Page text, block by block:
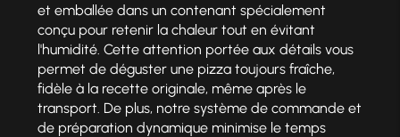
et emballée dans un contenant spécialement
conçu pour retenir la chaleur tout en évitant
l'humidité. Cette attention portée aux détails vous
permet de déguster une pizza toujours fraîche,
fidèle à la recette originale, même après le
transport. De plus, notre système de commande et
de préparation dynamique minimise le temps